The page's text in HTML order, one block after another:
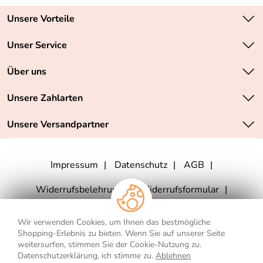
Wir verwenden Cookies, um Ihnen das bestmögliche
Shopping-Erlebnis zu bieten. Wenn Sie auf unserer Seite
weitersurfen, stimmen Sie der Cookie-Nutzung zu.
Datenschutzerklärung, ich stimme zu. Ablehnen
Unsere Vorteile
Zahlungsarten: Vorkasse, PayPal, PayPal Express
Unser Service
Kontakt
Retourenabwicklung
Lieferbedingungen
Über uns
Unsere Bestseller
Neu
Unsere Zahlarten
Unsere Versandpartner
Impressum Datenschutz
AGB
Widerrufsbelehrung
Widerrufsformular
Vertrag widerrufen
** Für Lieferungen nach Deutschland. Die Lieferzeiten für andere Länder